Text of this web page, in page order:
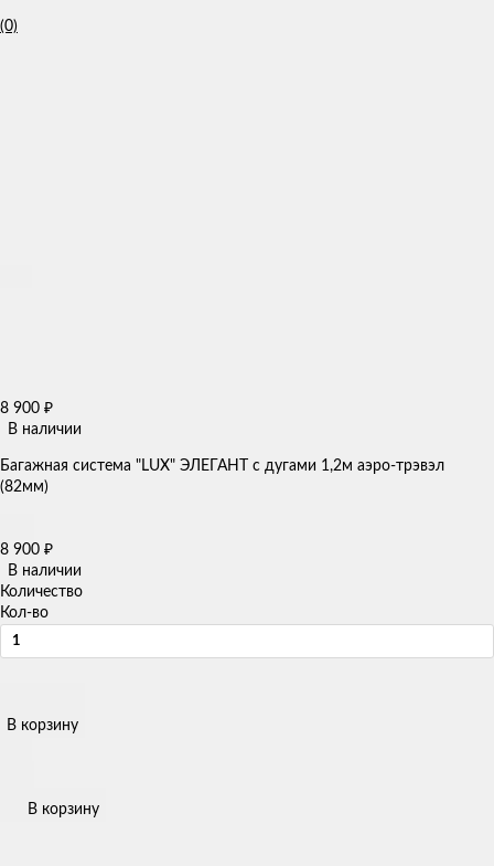
(0)
8 900 ₽
В наличии
Багажная система "LUX" ЭЛЕГАНТ с дугами 1,2м аэро-трэвэл
(82мм)
8 900 ₽
В наличии
Количество
Кол-во
В корзину
В корзину